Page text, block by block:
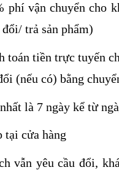
vận chuyển cho
trả sản phẩm)
toán tiền trực tuyến
(nếu có) bằng
là 7 ngày kể từ
tại cửa hàng
vẫn yêu cầu đổi,